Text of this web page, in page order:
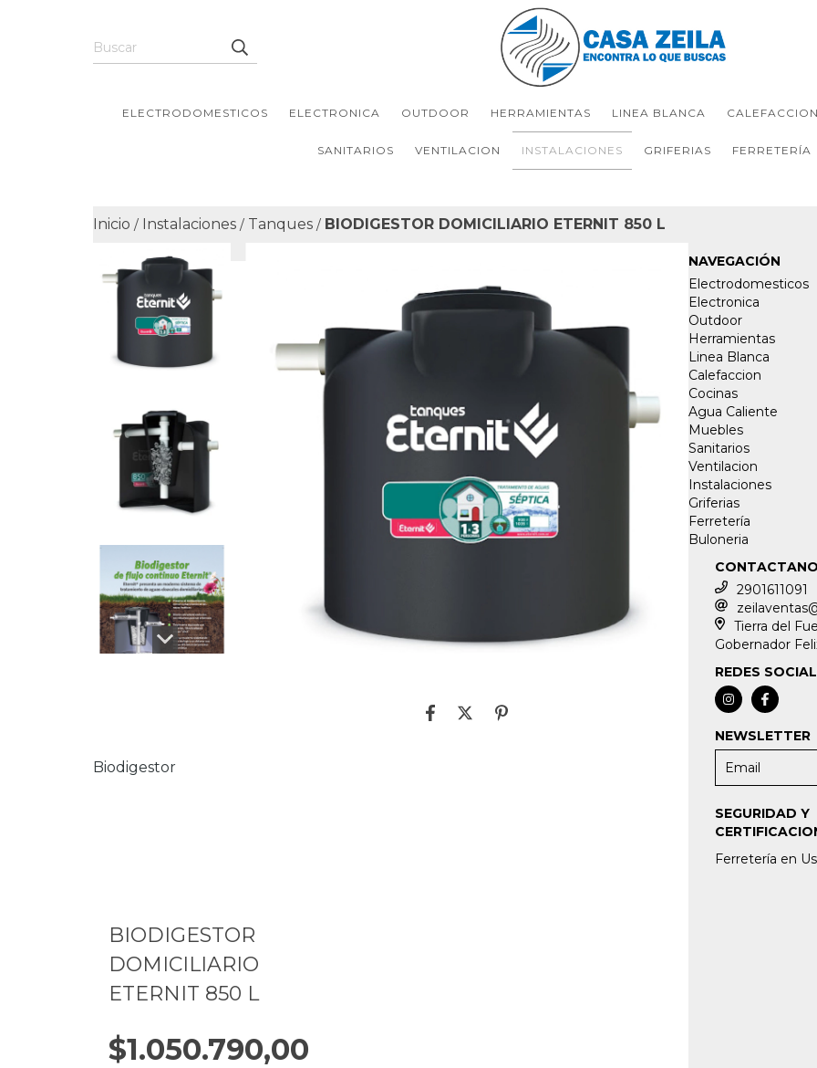
ELECTRODOMESTICOS ELECTRONICA OUTDOOR HERRAMIENTAS LINEA BLANCA CALEFACCION
SANITARIOS VENTILACION INSTALACIONES GRIFERIAS FERRETERÍA
Inicio / Instalaciones / Tanques / BIODIGESTOR DOMICILIARIO ETERNIT 850 L
Biodigestor
BIODIGESTOR
DOMICILIARIO
ETERNIT 850 L
$1.050.790,00
NAVEGACIÓN
Electrodomesticos
Electronica
Outdoor
Herramientas
Linea Blanca
Calefaccion
Cocinas
Agua Caliente
Muebles
Sanitarios
Ventilacion
Instalaciones
Griferias
Ferretería
Buloneria
2901611091
Tierra del
Gobernador
REDES
NEWSLETTER
SEGURIDAD Y
Ferretería en